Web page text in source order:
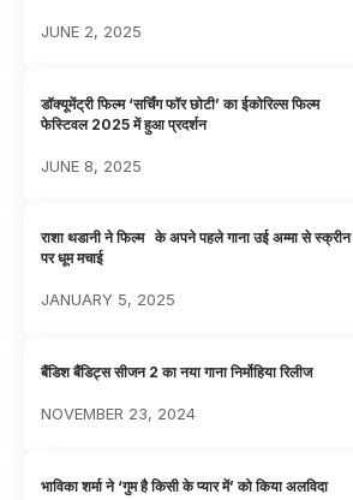
JUNE 2, 2025
डॉक्यूमेंट्री फिल्म ‘सर्चिंग फॉर छोटी’ का ईकोरिल्स फिल्म
फेस्टिवल 2025 में हुआ प्रदर्शन
JUNE 8, 2025
राशा थडानी ने फिल्म के अपने पहले गाना उई अम्मा से स्क्रीन
पर धूम मचाई
JANUARY 5, 2025
बैंडिश बैंडिट्स सीजन 2 का नया गाना निर्मोहिया रिलीज
NOVEMBER 23, 2024
भाविका शर्मा ने ‘गुम है किसी के प्यार में’ को किया अलविदा